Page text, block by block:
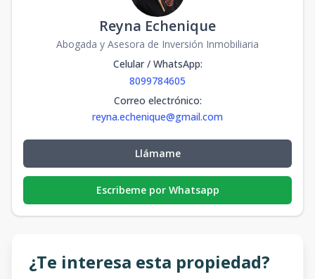
Reyna Echenique
Abogada y Asesora de Inversión Inmobiliaria
Celular / WhatsApp:
8099784605
Correo electrónico:
reyna.echenique@gmail.com
Llámame
Escribeme por Whatsapp
¿Te interesa esta propiedad?